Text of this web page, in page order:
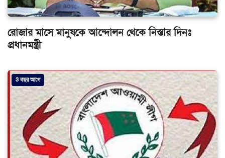
রোজার মাসে মানুষকে আন্দোলন থেকে নিস্তার দিনঃ
প্রধানমন্ত্রী
3 বছর আগে